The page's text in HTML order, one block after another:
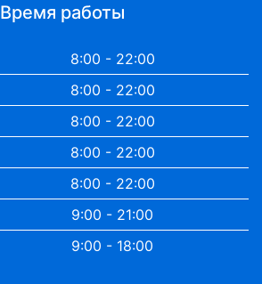
Время работы
8:00 - 22:00
8:00 - 22:00
8:00 - 22:00
8:00 - 22:00
8:00 - 22:00
9:00 - 21:00
9:00 - 18:00